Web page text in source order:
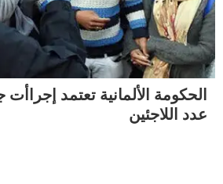
الحكومة الألمانية تعتمد
عدد اللاجئين